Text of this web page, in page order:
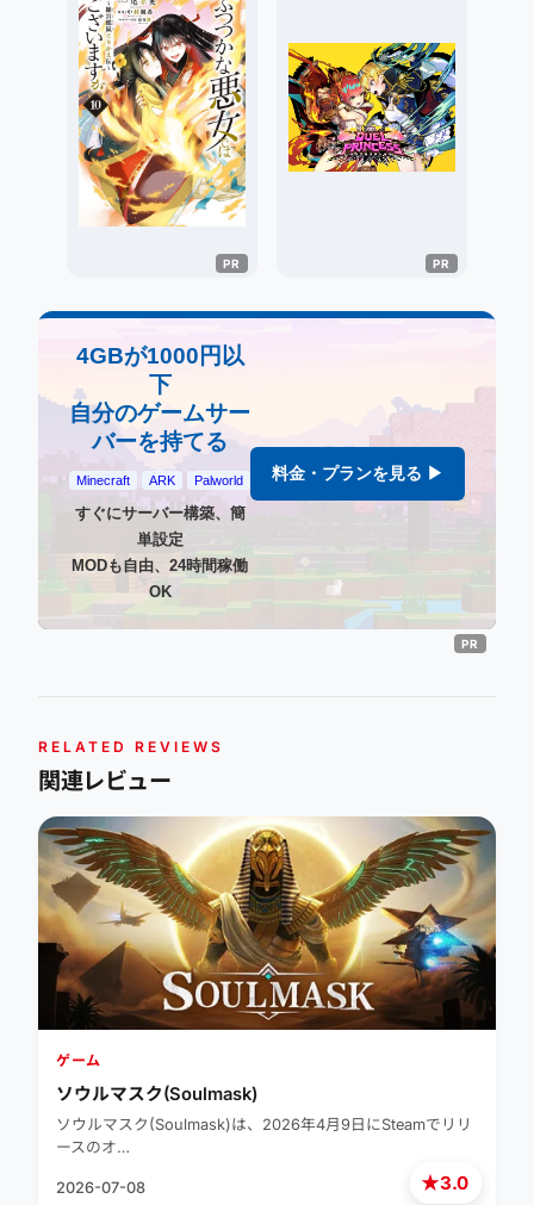
4GBが1000円以
下
自分のゲームサー
バーを持てる
Minecraft ARK Palworld
すぐにサーバー構築、簡
単設定
MODも自由、24時間稼働
OK
料金・プランを見る ▶
RELATED REVIEWS
関連レビュー
★3.0
ゲーム
ソウルマスク(Soulmask)
ソウルマスク(Soulmask)は、2026年4月9日にSteamでリリ
ースのオ…
2026-07-08